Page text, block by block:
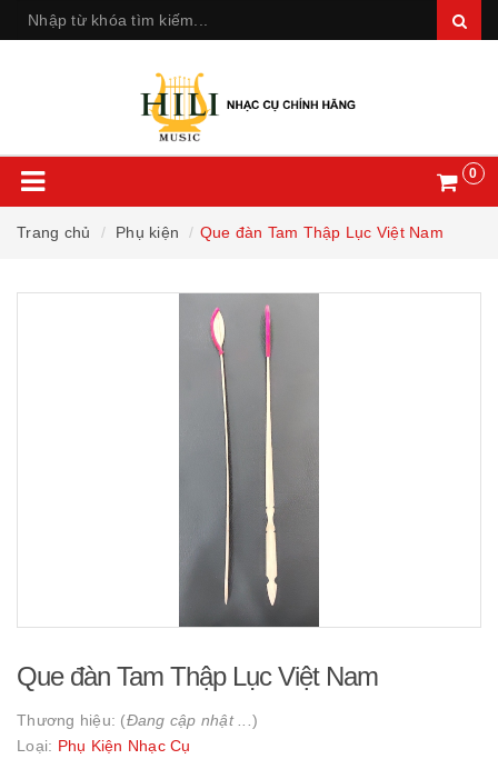
0
Trang chủ Phụ kiện Que đàn Tam Thập Lục Việt Nam
Que đàn Tam Thập Lục Việt Nam
Thương hiệu: (Đang cập nhật ... )
Loại: Phụ Kiện Nhạc Cụ